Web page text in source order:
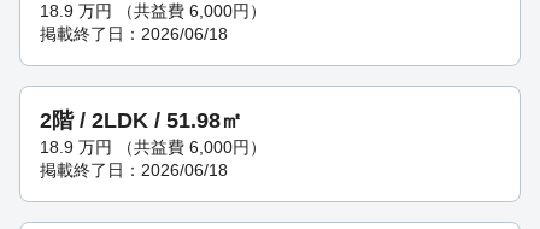
18.9 万円
（共益費 6,000円）
掲載終了日：2026/06/18
2階 / 2LDK / 51.98㎡
18.9 万円
（共益費 6,000円）
掲載終了日：2026/06/18